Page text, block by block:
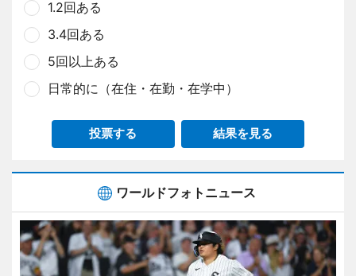
1.2回ある
3.4回ある
5回以上ある
日常的に（在住・在勤・在学中）
投票する 結果を見る
ワールドフォトニュース